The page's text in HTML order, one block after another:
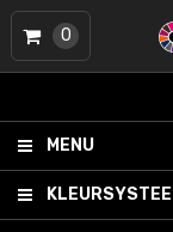
MENU
0